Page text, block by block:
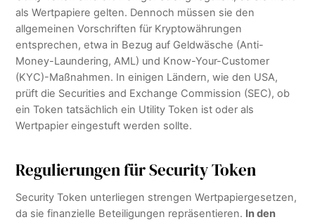
als Wertpapiere gelten. Dennoch müssen sie den
allgemeinen Vorschriften für Kryptowährungen
entsprechen, etwa in Bezug auf Geldwäsche (Anti-
Money-Laundering, AML) und Know-Your-Customer
(KYC)-Maßnahmen. In einigen Ländern, wie den USA,
prüft die Securities and Exchange Commission (SEC), ob
ein Token tatsächlich ein Utility Token ist oder als
Wertpapier eingestuft werden sollte.
Regulierungen für Security Token
Security Token unterliegen strengen Wertpapiergesetzen,
da sie finanzielle Beteiligungen repräsentieren. In den